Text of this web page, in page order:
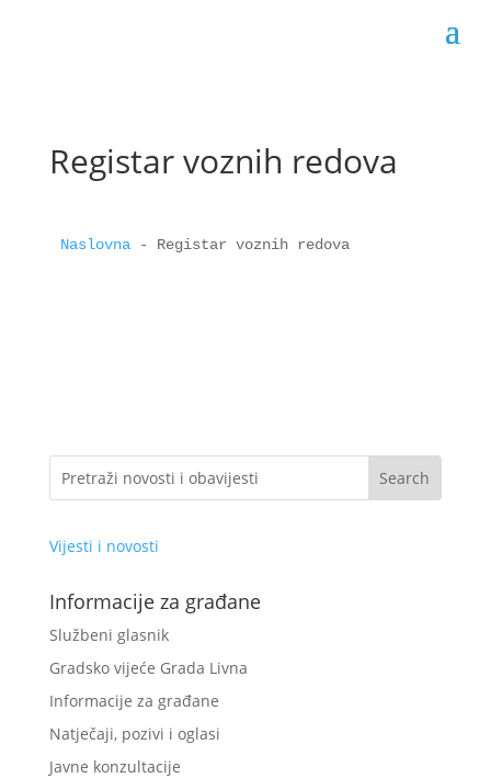
Registar voznih redova
Naslovna - Registar voznih redova
Vijesti i novosti
Informacije za građane
Službeni glasnik
Gradsko vijeće Grada Livna
Informacije za građane
Natječaji, pozivi i oglasi
Javne konzultacije